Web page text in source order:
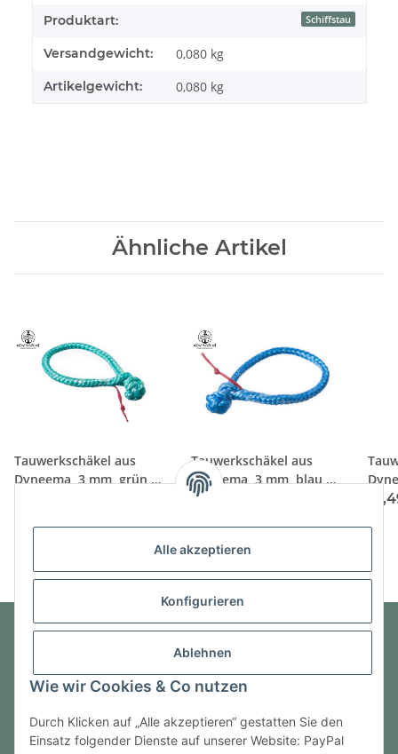
Alle akzeptieren
Konfigurieren
Ablehnen
Wie wir Cookies & Co nutzen
Durch Klicken auf „Alle akzeptieren“ gestatten Sie den
Einsatz folgender Dienste auf unserer Website: PayPal
Produktart: Schiffstau
Versandgewicht: 0,080 kg
Artikelgewicht: 0,080 kg
Ähnliche Artikel
Tauwerkschäkel aus
Dyneema, 3 mm, grün -
Tauwerkschäkel aus
Dyneema, 3 mm, blau -
Bruchlast mehr als
10,49 €
Gesetzliche Informationen